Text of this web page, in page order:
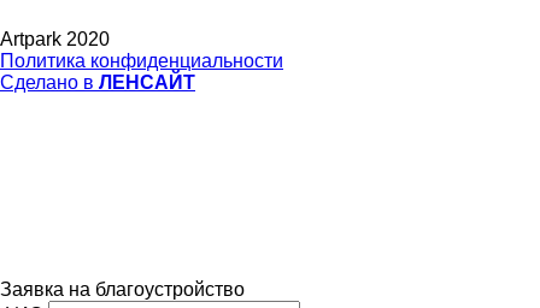
Artpark 2020
Политика конфиденциальности
Сделано в ЛЕНСАЙТ
Заявка на благоустройство